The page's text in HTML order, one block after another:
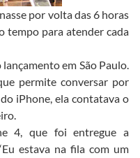
por volta das 6 horas
tempo para atender cada
em São Paulo.
permite conversar por
iPhone, ela contatava o
4, que foi entregue a
estava na fila com um